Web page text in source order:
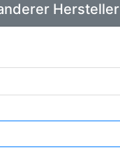
Hersteller